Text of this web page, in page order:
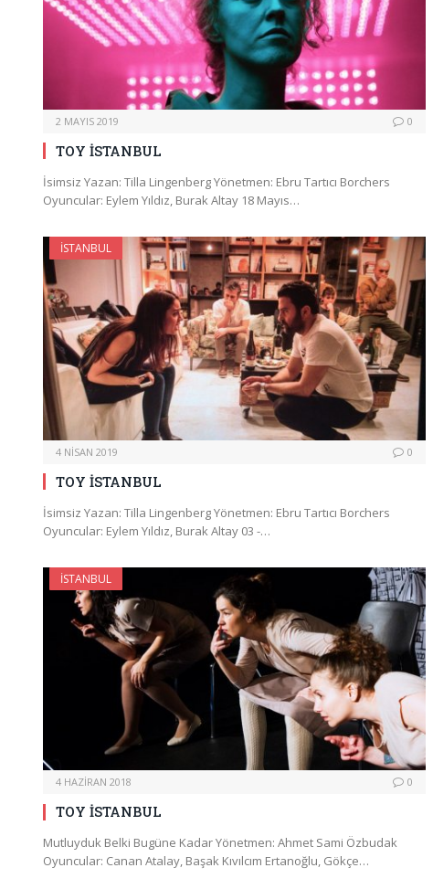
2 MAYIS 2019 0
TOY İSTANBUL
İsimsiz Yazan: Tilla Lingenberg Yönetmen: Ebru Tartıcı Borchers
Oyuncular: Eylem Yıldız, Burak Altay 18 Mayıs…
İSTANBUL
4 NISAN 2019 0
TOY İSTANBUL
İsimsiz Yazan: Tilla Lingenberg Yönetmen: Ebru Tartıcı Borchers
Oyuncular: Eylem Yıldız, Burak Altay 03 -…
İSTANBUL
4 HAZIRAN 2018 0
TOY İSTANBUL
Mutluyduk Belki Bugüne Kadar Yönetmen: Ahmet Sami Özbudak
Oyuncular: Canan Atalay, Başak Kıvılcım Ertanoğlu, Gökçe…